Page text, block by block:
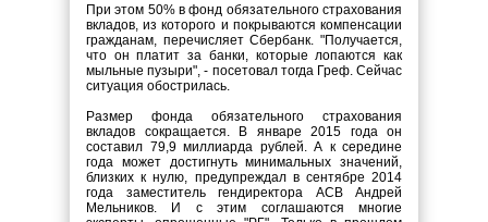
При этом 50% в фонд обязательного страхования
вкладов, из которого и покрываются компенсации
гражданам, перечисляет Сбербанк. "Получается,
что он платит за банки, которые лопаются как
мыльные пузыри", - посетовал тогда Греф. Сейчас
ситуация обострилась.
Размер фонда обязательного страхования
вкладов сокращается. В январе 2015 года он
составил 79,9 миллиарда рублей. А к середине
года может достигнуть минимальных значений,
близких к нулю, предупреждал в сентябре 2014
года заместитель гендиректора АСВ Андрей
Мельников. И с этим соглашаются многие